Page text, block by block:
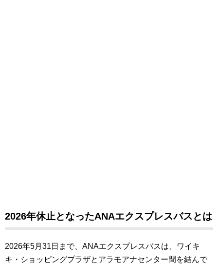
2026年休止となったANAエクスプレスバスとは
2026年5月31日まで、ANAエクスプレスバスは、ワイキ
キ・ショッピングプラザとアラモアナセンター間を結んで